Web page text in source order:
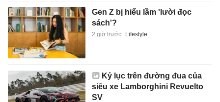
Gen Z bị hiểu lầm 'lười đọc
sách'?
2 giờ trước Lifestyle
Kỷ lục trên đường đua của
siêu xe Lamborghini Revuelto
SV